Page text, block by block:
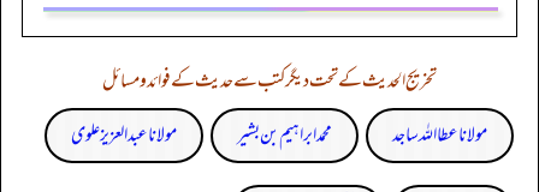
تخریج الحدیث کے تحت دیگر کتب سے حدیث کے فوائد و مسائل
مولانا عطا اللہ ساجد
محمد ابراہیم بن بشیر مولانا عبد العزیز علوی